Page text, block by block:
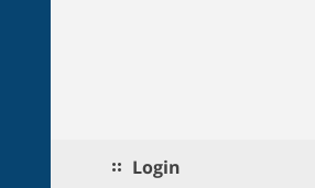
Login